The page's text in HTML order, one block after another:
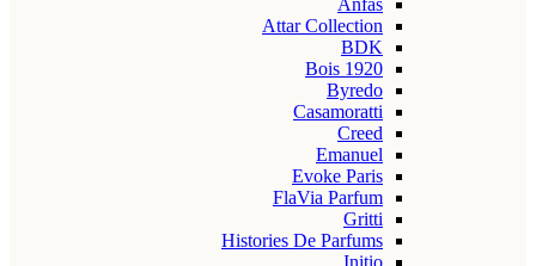
Anfas
Attar Collection
BDK
Bois 1920
Byredo
Casamoratti
Creed
Emanuel
Evoke Paris
FlaVia Parfum
Gritti
Histories De Parfums
Initio